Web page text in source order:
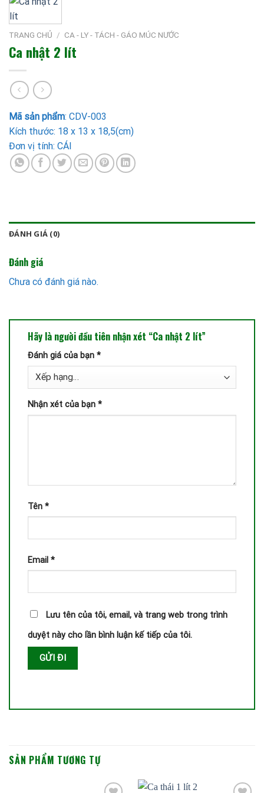
TRANG CHỦ / CA - LY - TÁCH - GÁO MÚC NƯỚC
Ca nhật 2 lít
Mã sản phẩm: CDV-003
Kích thước: 18 x 13 x 18,5(cm)
Đơn vị tính: CÁI
ĐÁNH GIÁ (0)
Đánh giá
Chưa có đánh giá nào.
Hãy là người đầu tiên nhận xét “Ca nhật 2 lít”
Đánh giá của bạn *
Nhận xét của bạn *
Tên *
Email *
Lưu tên của tôi, email, và trang web trong trình
duyệt này cho lần bình luận kế tiếp của tôi.
SẢN PHẨM TƯƠNG TỰ